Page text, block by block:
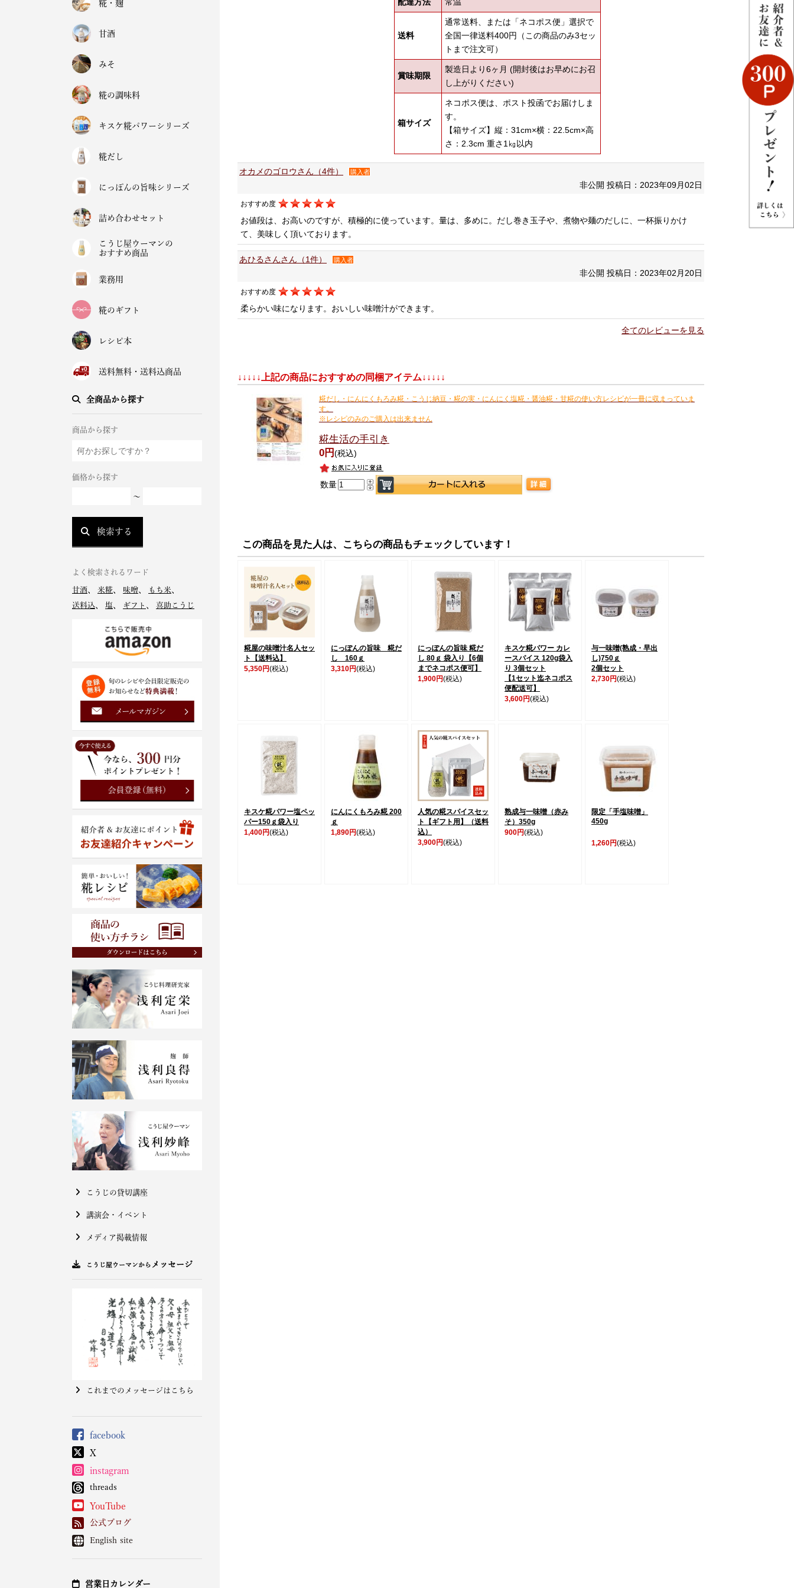
糀・麹
甘酒
みそ
糀の調味料
キスケ糀パワーシリーズ
糀だし
にっぽんの旨味シリーズ
詰め合わせセット
こうじ屋ウーマンの
おすすめ商品
業務用
糀のギフト
レシピ本
送料無料・送料込商品
全商品から探す
商品から探す
価格から探す
～
検索する
よく検索されるワード
甘酒 米糀 味噌 もち米
送料込
塩 ギフト 喜助こうじ
こうじの貸切講座
講演会・イベント
メディア掲載情報
こうじ屋ウーマンから メッセージ
これまでのメッセージはこちら
facebook
X
instagram
threads
YouTube
公式ブログ
English site
営業日カレンダー
送料
通常送料、または「ネコポス便」選択で
全国一律送料400円（この商品のみ3セッ
トまで注文可）
賞味期限
製造日より6ヶ月 (開封後はお早めにお召
し上がりください)
箱サイズ
ネコポス便は、ポスト投函でお届けしま
す。
【箱サイズ】縦：31cm×横：22.5cm×高
さ：2.3cm 重さ1㎏以内
オカメのゴロウさん（4件） 購入者
非公開 投稿日：2023年09月02日
おすすめ度
お値段は、お高いのですが、積極的に使っています。量は、多めに。だし巻き玉子や、煮物や麺のだしに、一杯振りかけ
て、美味しく頂いております。
あひるさんさん（1件） 購入者
非公開 投稿日：2023年02月20日
おすすめ度
柔らかい味になります。おいしい味噌汁ができます。
全てのレビューを見る
↓↓↓↓↓上記の商品におすすめの同梱アイテム↓↓↓↓↓
糀だし・にんにくもろみ糀・こうじ納豆・糀の実・にんにく塩糀・醤油糀・甘糀の使い方レシピが一冊に収まっていま
す。
※レシピのみのご購入は出来ません
糀生活の手引き
0円(税込)
数量
この商品を見た人は、こちらの商品もチェックしています！
糀屋の味噌汁名人セッ
ト【送料込】
5,350円(税込)
にっぽんの旨味 糀だ
し 160ｇ
3,310円(税込)
にっぽんの旨味 糀だ
し 80ｇ 袋入り【6個
までネコポス便可】
1,900円(税込)
キスケ糀パワー カレ
ースパイス 120g袋入
り 3個セット
【1セット迄ネコポス
便配送可】
3,600円(税込)
与一味噌(熟成・早出
し)750ｇ
2個セット
2,730円(税込)
キスケ糀パワー塩ペッ
パー150ｇ袋入り
1,400円(税込)
にんにくもろみ糀 200
ｇ
1,890円(税込)
人気の糀スパイスセッ
ト【ギフト用】（送料
込）
3,900円(税込)
熟成与一味噌（赤み
そ）350g
900円(税込)
限定「手塩味噌」
450g
1,260円(税込)